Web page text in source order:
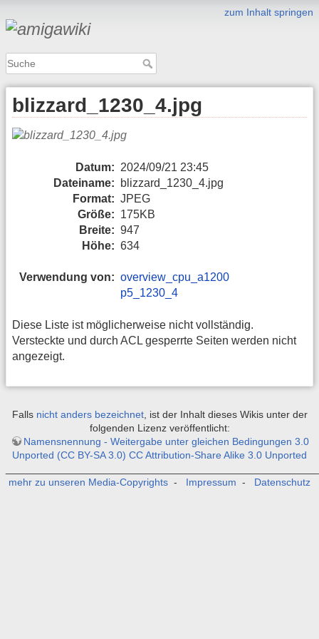
zum Inhalt springen
blizzard_1230_4.jpg
Datum: 2024/09/21 23:45
Dateiname:
blizzard_1230_4.jpg
Format: JPEG
Größe: 175KB
Breite: 947
Höhe: 634
Verwendung von: overview_cpu_a1200
p5_1230_4
Diese Liste ist möglicherweise nicht vollständig.
Versteckte und durch ACL gesperrte Seiten werden nicht
angezeigt.
Falls nicht anders bezeichnet, ist der Inhalt dieses Wikis unter der
folgenden Lizenz veröffentlicht:
Namensnennung - Weitergabe unter gleichen Bedingungen 3.0
Unported (CC BY-SA 3.0) CC Attribution-Share Alike 3.0 Unported
mehr zu unseren Media-Copyrights - Impressum - Datenschutz